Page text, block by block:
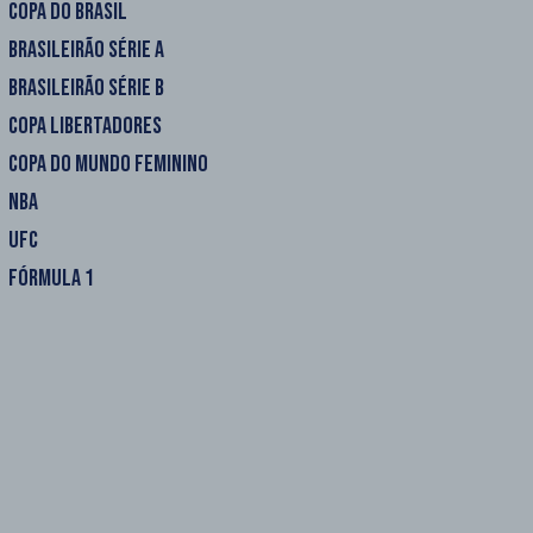
COPA DO BRASIL
BRASILEIRÃO SÉRIE A
BRASILEIRÃO SÉRIE B
COPA LIBERTADORES
COPA DO MUNDO FEMININO
NBA
UFC
FÓRMULA 1